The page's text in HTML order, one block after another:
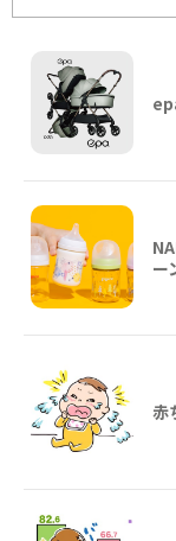
ー
赤